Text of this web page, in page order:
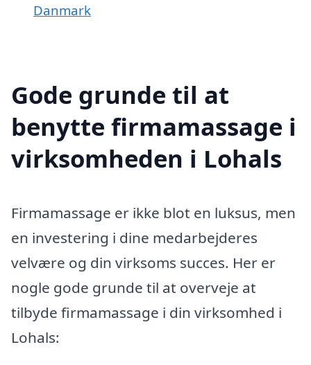
Danmark
Gode grunde til at
benytte firmamassage i
virksomheden i Lohals
Firmamassage er ikke blot en luksus, men
en investering i dine medarbejderes
velvære og din virksoms succes. Her er
nogle gode grunde til at overveje at
tilbyde firmamassage i din virksomhed i
Lohals: